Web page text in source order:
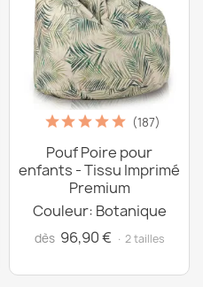
(187)
Pouf Poire pour
enfants - Tissu Imprimé
Premium
Couleur: Botanique
dès 96,90 € · 2 tailles